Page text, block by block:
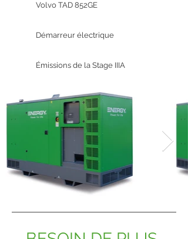
Volvo TAD 852GE
Démarreur électrique
Émissions de la Stage IIIA